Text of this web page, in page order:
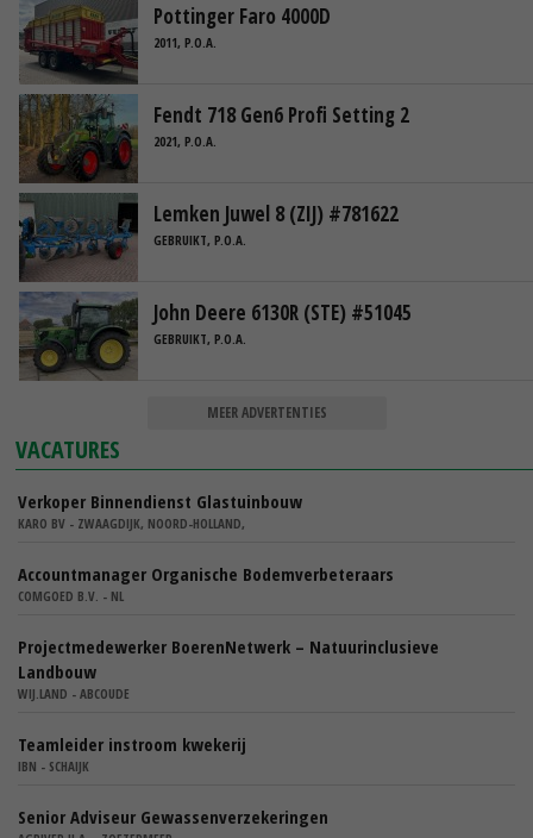
Pottinger Faro 4000D
2011, P.O.A.
Fendt 718 Gen6 Profi Setting 2
2021, P.O.A.
Lemken Juwel 8 (ZIJ) #781622
GEBRUIKT, P.O.A.
John Deere 6130R (STE) #51045
GEBRUIKT, P.O.A.
MEER ADVERTENTIES
VACATURES
Verkoper Binnendienst Glastuinbouw
KARO BV - ZWAAGDIJK, NOORD-HOLLAND,
Accountmanager Organische Bodemverbeteraars
COMGOED B.V. - NL
Projectmedewerker BoerenNetwerk – Natuurinclusieve
Landbouw
WIJ.LAND - ABCOUDE
Teamleider instroom kwekerij
IBN - SCHAIJK
Senior Adviseur Gewassenverzekeringen